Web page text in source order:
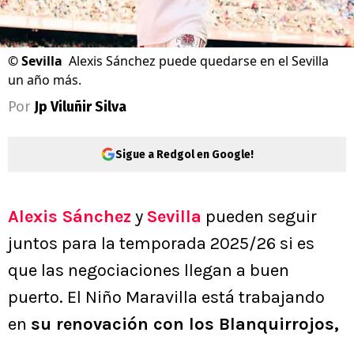
©Sevilla Alexis Sánchez puede quedarse en el Sevilla
un año más.
Por Jp Viluñir Silva
Sigue a Redgol en Google!
Alexis Sánchez y Sevilla pueden seguir
juntos para la temporada 2025/26 si es
que las negociaciones llegan a buen
puerto. El Niño Maravilla está trabajando
en su renovación con los Blanquirrojos,